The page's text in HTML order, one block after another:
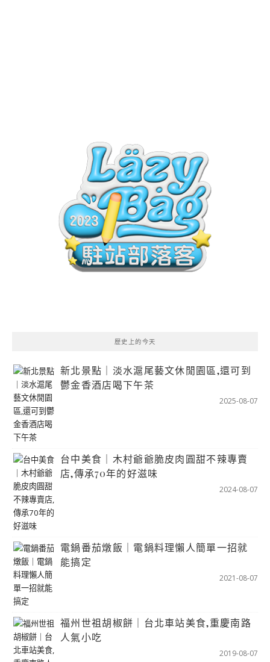
歷史上的今天
新北景點｜淡水滬尾藝文休閒園區,還可到
鬱金香酒店喝下午茶
2025-08-07
台中美食｜木村爺爺脆皮肉圓甜不辣專賣
店,傳承70年的好滋味
2024-08-07
電鍋番茄燉飯｜電鍋料理懶人簡單一招就
能搞定
2021-08-07
福州世祖胡椒餅｜台北車站美食,重慶南路
人氣小吃
2019-08-07